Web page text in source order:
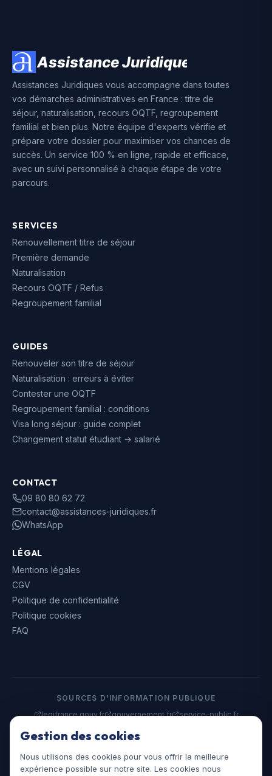
Assistances Juridiques vous accompagne dans toutes
vos démarches administratives en France : titre de
séjour, naturalisation, recours OQTF, regroupement
familial et bien plus. Notre équipe d'experts vérifie et
prépare votre dossier pour maximiser vos chances de
succès. Un service 100 % en ligne, rapide et efficace,
avec un suivi personnalisé à chaque étape de votre
parcours.
SERVICES
Renouvellement titre de séjour
Première demande
Naturalisation
Recours OQTF / Refus
Regroupement familial
GUIDES
Renouveler son titre de séjour
Naturalisation : erreurs à éviter
Contester une OQTF
Regroupement familial : conditions
Visa long séjour : guide complet
Changement statut étudiant → salarié
CONTACT
09 80 80 62 72
contact@assistances-juridiques.fr
WhatsApp
LÉGAL
Mentions légales
CGV
Politique de confidentialité
Politique cookies
FAQ
SOURCES D'INFORMATION PUBLIQUE
legifrance.gouv.fr
gouvernement.fr
service-public.fr
©2026 Assistances Juridiques. Tous droits réservés.
assistances-juridiques.fr
Gestion des cookies
Nous utilisons des cookies pour vous offrir la meilleure
expérience possible sur notre site. Les cookies nous